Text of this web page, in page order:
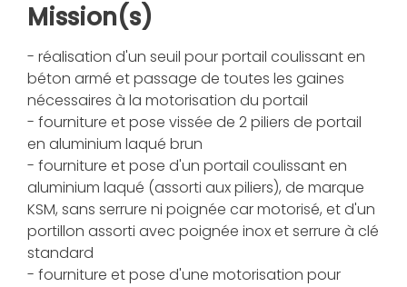
Mission(s)
- réalisation d'un seuil pour portail coulissant en
béton armé et passage de toutes les gaines
nécessaires à la motorisation du portail
- fourniture et pose vissée de 2 piliers de portail
en aluminium laqué brun
- fourniture et pose d'un portail coulissant en
aluminium laqué (assorti aux piliers), de marque
KSM, sans serrure ni poignée car motorisé, et d'un
portillon assorti avec poignée inox et serrure à clé
standard
- fourniture et pose d'une motorisation pour